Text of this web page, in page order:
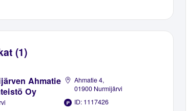
(1)
Ahmatie
Oy
Ahmatie 4,
01900 Nurmijärvi
ID: 1117426